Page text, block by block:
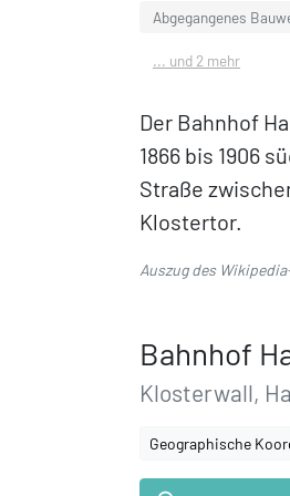
Abgegangenes
... und 2 mehr
Der Bahnhof
1866 bis 1906
Straße
Klostertor.
Auszug des
Bahnhof
Klosterwall,
Geographische